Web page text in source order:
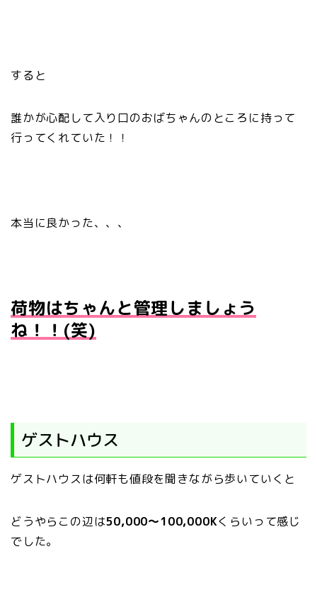
すると
誰かが心配して入り口のおばちゃんのところに持って
行ってくれていた！！
本当に良かった、、、
荷物はちゃんと管理しましょう
ね！！(笑)
ゲストハウス
ゲストハウスは何軒も値段を聞きながら歩いていくと
どうやらこの辺は50,000～100,000Kくらいって感じ
でした。